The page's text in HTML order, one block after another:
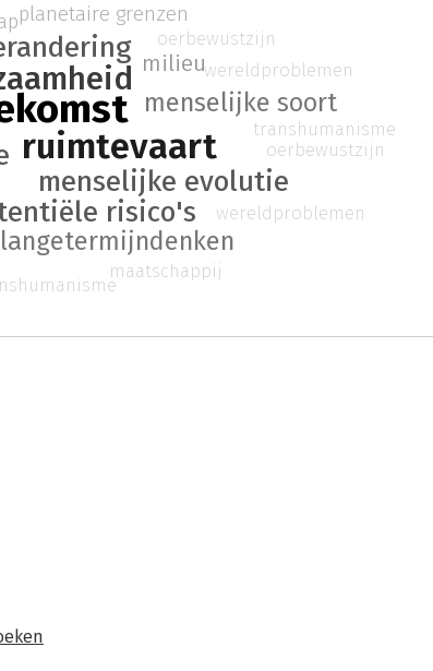
ruimtevaart
menselijke evolutie
risico's
menselijke soort
langetermijndenken
milieu
planetaire grenzen
oerbewustzijn
wereldproblemen
transhumanisme
oerbewustzijn
wereldproblemen
maatschappij